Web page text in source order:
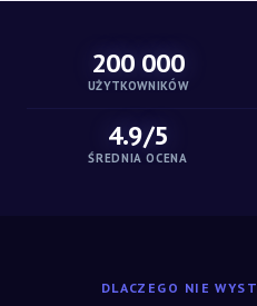
200 000
UŻYTKOWNIKÓW
4.9/5
ŚREDNIA OCENA
DLACZEGO NIE